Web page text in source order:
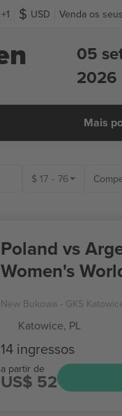
+1 USD Venda os
05
2026
Mais
$ 17 - 76
Poland vs
Women's
New Bukowa - GKS
Katowice, PL
14 ingressos
a partir de
US$ 52